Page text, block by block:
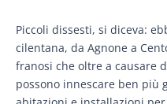
Piccoli dissesti, si diceva:
cilentana, da Agnone a
franosi che oltre a causare
possono innescare ben più